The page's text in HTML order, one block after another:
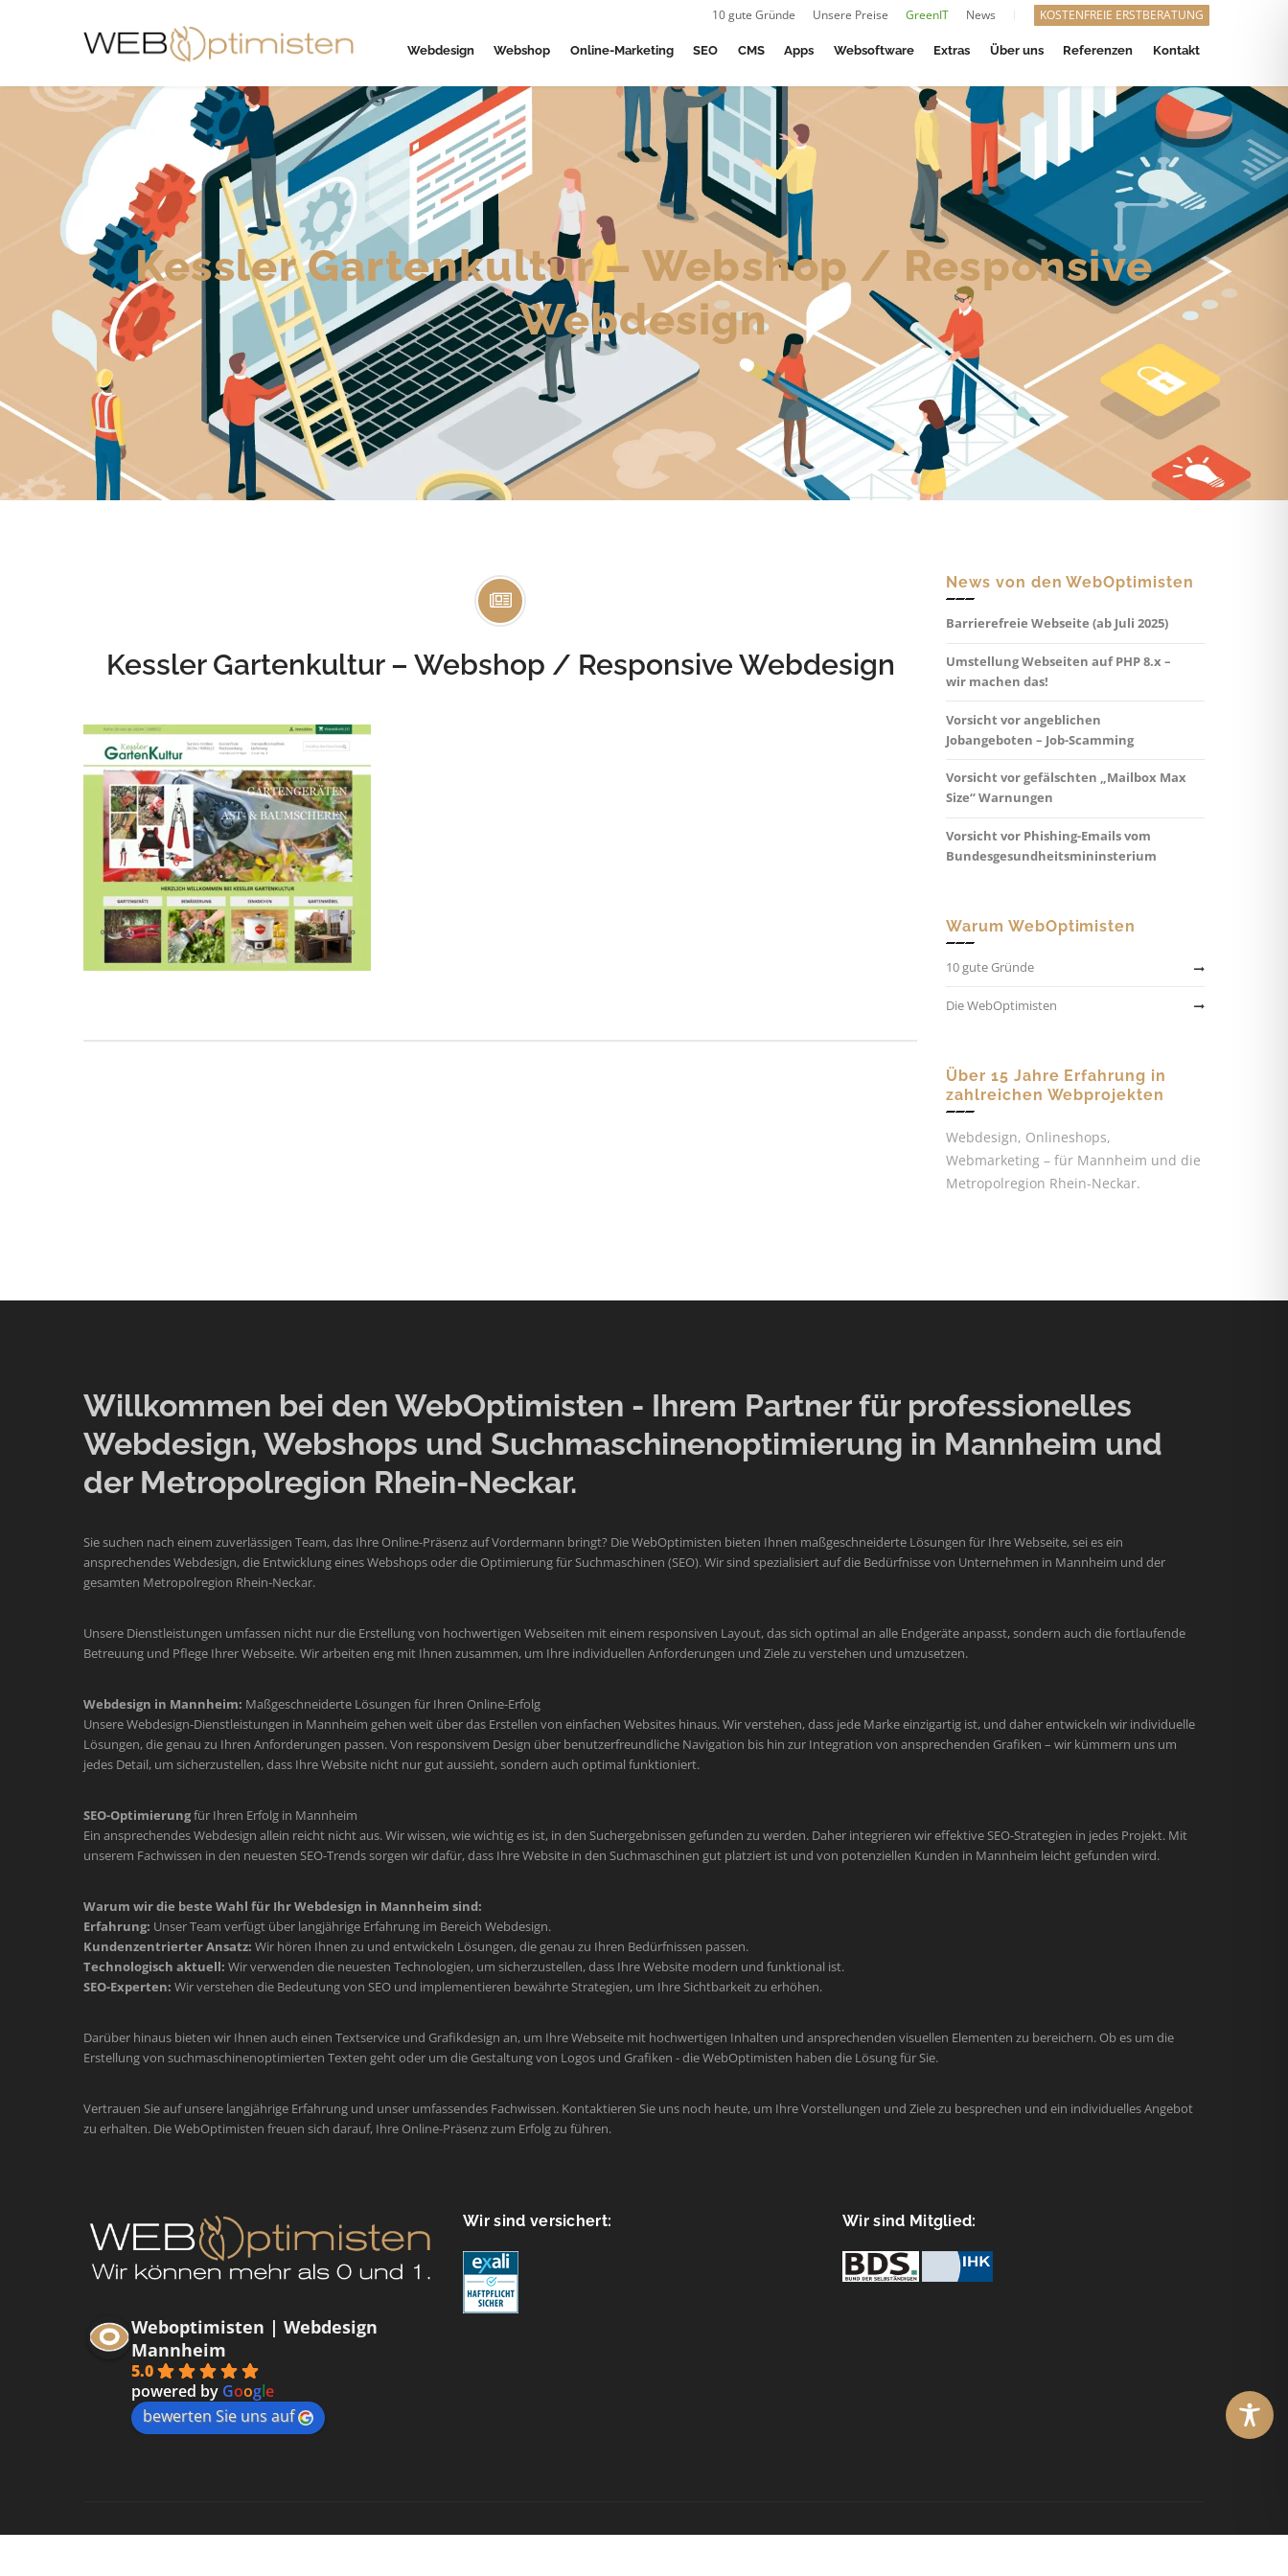
10 gute Gründe Unsere Preise GreenIT News KOSTENFREIE ERSTBERATUNG
Webdesign Webshop Online-Marketing SEO CMS Apps Websoftware Extras Über uns Referenzen Kontakt
Kessler Gartenkultur – Webshop / Responsive
Webdesign
Kessler Gartenkultur – Webshop / Responsive Webdesign
News von den WebOptimisten
Barrierefreie Webseite (ab Juli 2025)
Umstellung Webseiten auf PHP 8.x –
wir machen das!
Vorsicht vor angeblichen
Jobangeboten – Job-Scamming
Vorsicht vor gefälschten „Mailbox Max
Size“ Warnungen
Vorsicht vor Phishing-Emails vom
Bundesgesundheitsmininsterium
Warum WebOptimisten
10 gute Gründe
Die WebOptimisten
Über 15 Jahre Erfahrung in
zahlreichen Webprojekten
Webdesign, Onlineshops,
Webmarketing – für Mannheim und die
Metropolregion Rhein-Neckar.
Willkommen bei den WebOptimisten - Ihrem Partner für professionelles
Webdesign, Webshops und Suchmaschinenoptimierung in Mannheim und
der Metropolregion Rhein-Neckar.
Sie suchen nach einem zuverlässigen Team, das Ihre Online-Präsenz auf Vordermann bringt? Die WebOptimisten bieten Ihnen maßgeschneiderte Lösungen für Ihre Webseite, sei es ein
ansprechendes Webdesign, die Entwicklung eines Webshops oder die Optimierung für Suchmaschinen (SEO). Wir sind spezialisiert auf die Bedürfnisse von Unternehmen in Mannheim und der
gesamten Metropolregion Rhein-Neckar.
Unsere Dienstleistungen umfassen nicht nur die Erstellung von hochwertigen Webseiten mit einem responsiven Layout, das sich optimal an alle Endgeräte anpasst, sondern auch die fortlaufende
Betreuung und Pflege Ihrer Webseite. Wir arbeiten eng mit Ihnen zusammen, um Ihre individuellen Anforderungen und Ziele zu verstehen und umzusetzen.
Webdesign in Mannheim: Maßgeschneiderte Lösungen für Ihren Online-Erfolg
Unsere Webdesign-Dienstleistungen in Mannheim gehen weit über das Erstellen von einfachen Websites hinaus. Wir verstehen, dass jede Marke einzigartig ist, und daher entwickeln wir individuelle
Lösungen, die genau zu Ihren Anforderungen passen. Von responsivem Design über benutzerfreundliche Navigation bis hin zur Integration von ansprechenden Grafiken – wir kümmern uns um
jedes Detail, um sicherzustellen, dass Ihre Website nicht nur gut aussieht, sondern auch optimal funktioniert.
SEO-Optimierungfür Ihren Erfolg in Mannheim
Ein ansprechendes Webdesign allein reicht nicht aus. Wir wissen, wie wichtig es ist, in den Suchergebnissen gefunden zu werden. Daher integrieren wir effektive SEO-Strategien in jedes Projekt. Mit
unserem Fachwissen in den neuesten SEO-Trends sorgen wir dafür, dass Ihre Website in den Suchmaschinen gut platziert ist und von potenziellen Kunden in Mannheim leicht gefunden wird.
Warum wir die beste Wahl für Ihr Webdesign in Mannheim sind:
Erfahrung: Unser Team verfügt über langjährige Erfahrung im Bereich Webdesign.
Kundenzentrierter Ansatz: Wir hören Ihnen zu und entwickeln Lösungen, die genau zu Ihren Bedürfnissen passen.
Technologisch aktuell: Wir verwenden die neuesten Technologien, um sicherzustellen, dass Ihre Website modern und funktional ist.
SEO-Experten: Wir verstehen die Bedeutung von SEO und implementieren bewährte Strategien, um Ihre Sichtbarkeit zu erhöhen.
Darüber hinaus bieten wir Ihnen auch einen Textservice und Grafikdesign an, um Ihre Webseite mit hochwertigen Inhalten und ansprechenden visuellen Elementen zu bereichern. Ob es um die
Erstellung von suchmaschinenoptimierten Texten geht oder um die Gestaltung von Logos und Grafiken - die WebOptimisten haben die Lösung für Sie.
Vertrauen Sie auf unsere langjährige Erfahrung und unser umfassendes Fachwissen. Kontaktieren Sie uns noch heute, um Ihre Vorstellungen und Ziele zu besprechen und ein individuelles Angebot
zu erhalten. Die WebOptimisten freuen sich darauf, Ihre Online-Präsenz zum Erfolg zu führen.
Weboptimisten | Webdesign
Mannheim
5.0
powered by Google
bewerten Sie uns auf
Wir sind versichert: Wir sind Mitglied: